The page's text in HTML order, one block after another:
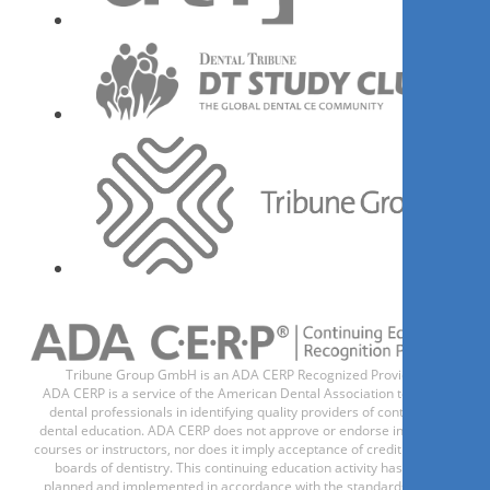
El covid -19 llegó para
quedarse, la tecnología
también!
Regístrese ahora
Tribune Group GmbH is an ADA CERP Recognized Provider.
ADA CERP is a service of the American Dental Association to assist
dental professionals in identifying quality providers of continuing
dental education. ADA CERP does not approve or endorse individual
courses or instructors, nor does it imply acceptance of credit hours by
boards of dentistry. This continuing education activity has been
planned and implemented in accordance with the standards of the